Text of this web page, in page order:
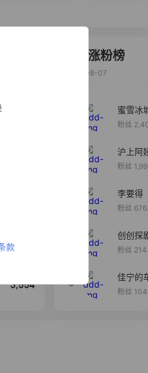
款3,640
3,554
达人涨粉榜
2026-08-07
蜜雪冰
粉丝
沪上阿
粉丝
李要得
粉丝
创创探
粉丝
5
佳宁的
粉丝